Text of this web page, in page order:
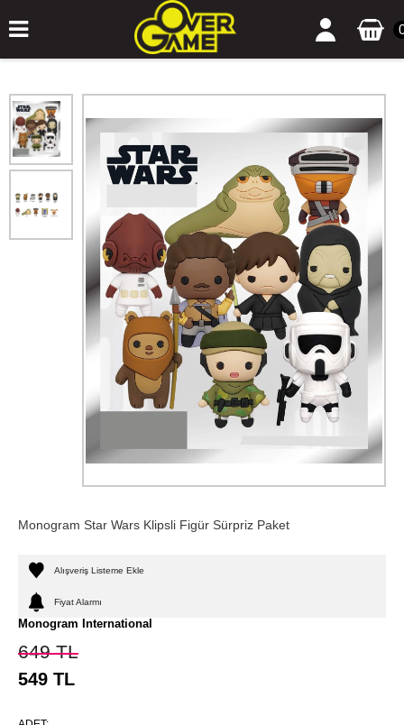
Monogram Star Wars Klipsli Figür Sürpriz Paket
Alışveriş Listeme Ekle
Fiyat Alarmı
Monogram International
649TL
549 TL